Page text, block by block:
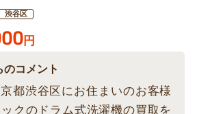
渋谷区
円
コメント
都渋谷区にお住まいのお客様
クのドラム式洗濯機の買取を